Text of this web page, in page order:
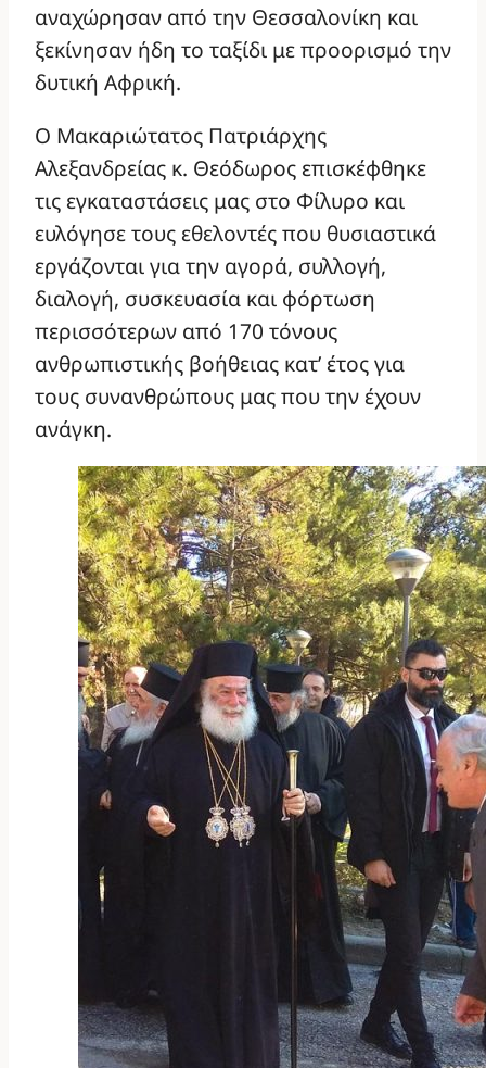
αναχώρησαν από την Θεσσαλονίκη και
ξεκίνησαν ήδη το ταξίδι με προορισμό την
δυτική Αφρική.
Ο Μακαριώτατος Πατριάρχης
Αλεξανδρείας κ. Θεόδωρος επισκέφθηκε
τις εγκαταστάσεις μας στο Φίλυρο και
ευλόγησε τους εθελοντές που θυσιαστικά
εργάζονται για την αγορά, συλλογή,
διαλογή, συσκευασία και φόρτωση
περισσότερων από 170 τόνους
ανθρωπιστικής βοήθειας κατ’ έτος για
τους συνανθρώπους μας που την έχουν
ανάγκη.